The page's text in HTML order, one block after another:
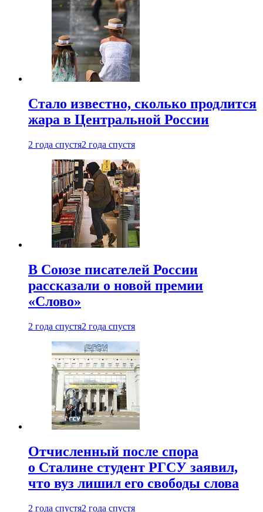
Стало известно, сколько продлится
жара в Центральной России
2 года спустя2 года спустя
В Союзе писателей России
рассказали о новой премии
«Слово»
2 года спустя2 года спустя
Отчисленный после спора
о Сталине студент РГСУ заявил,
что вуз лишил его свободы слова
2 года спустя2 года спустя